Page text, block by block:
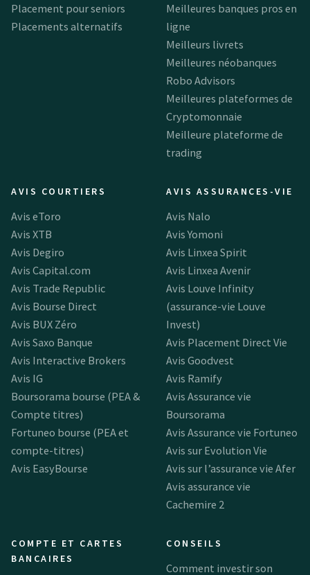
Placement pour seniors
Placements alternatifs
Meilleures banques pros en
ligne
Meilleurs livrets
Meilleures néobanques
Robo Advisors
Meilleures plateformes de
Cryptomonnaie
Meilleure plateforme de
trading
AVIS COURTIERS
Avis eToro
Avis XTB
Avis Degiro
Avis Capital.com
Avis Trade Republic
Avis Bourse Direct
Avis BUX Zéro
Avis Saxo Banque
Avis Interactive Brokers
Avis IG
Boursorama bourse (PEA &
Compte titres)
Fortuneo bourse (PEA et
compte-titres)
Avis EasyBourse
AVIS ASSURANCES-VIE
Avis Nalo
Avis Yomoni
Avis Linxea Spirit
Avis Linxea Avenir
Avis Louve Infinity
(assurance-vie Louve
Invest)
Avis Placement Direct Vie
Avis Goodvest
Avis Ramify
Avis Assurance vie
Boursorama
Avis Assurance vie Fortuneo
Avis sur Evolution Vie
Avis sur l’assurance vie Afer
Avis assurance vie
Cachemire 2
COMPTE ET CARTES
BANCAIRES
CONSEILS
Comment investir son